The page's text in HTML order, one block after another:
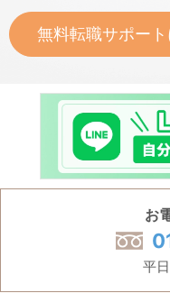
無料転職サポー
お
平